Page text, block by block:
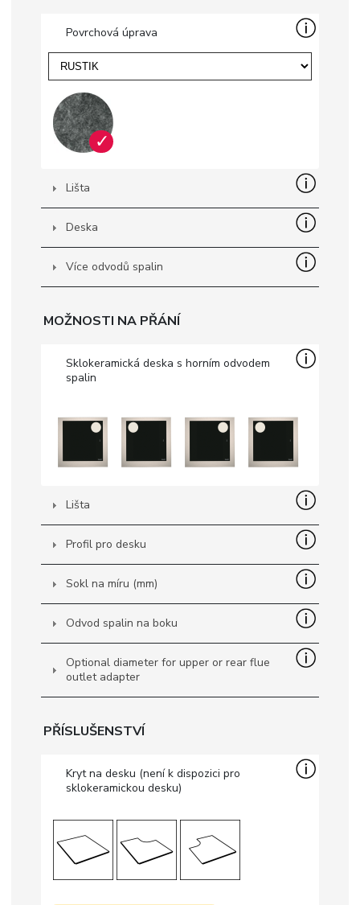
JAZYK
Povrchová úprava
✓
Lišta
Deska
Více odvodů spalin
MOŽNOSTI NA PŘÁNÍ
Sklokeramická deska s horním odvodem
spalin
Lišta
Profil pro desku
Sokl na míru (mm)
Odvod spalin na boku
Optional diameter for upper or rear flue
outlet adapter
PŘÍSLUŠENSTVÍ
Kryt na desku (není k dispozici pro
sklokeramickou desku)